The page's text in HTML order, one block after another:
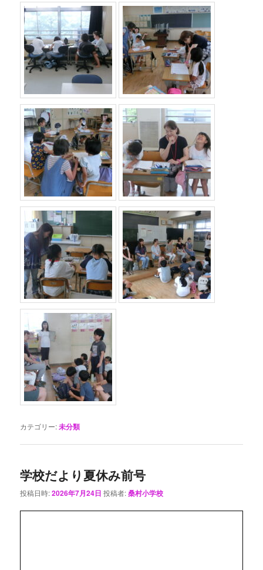
カテゴリー:未分類
学校だより夏休み前号
投稿日時:2026年7月24日 投稿者:桑村小学校